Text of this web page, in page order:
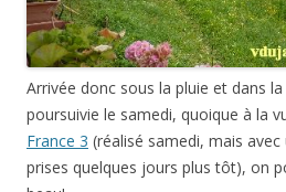
Arrivée donc sous la pluie et dans
poursuivie le samedi, quoique à la
France 3 (réalisé samedi, mais
prises quelques jours plus tôt), on